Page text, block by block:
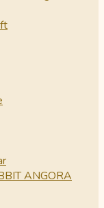
ANGORA